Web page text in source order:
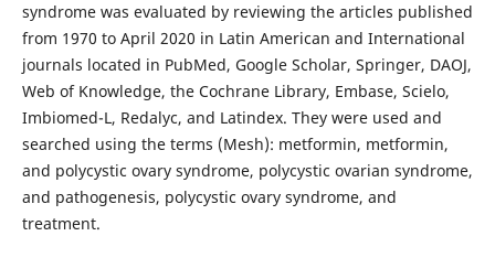
syndrome was evaluated by reviewing the articles published
from 1970 to April 2020 in Latin American and International
journals located in PubMed, Google Scholar, Springer, DAOJ,
Web of Knowledge, the Cochrane Library, Embase, Scielo,
Imbiomed-L, Redalyc, and Latindex. They were used and
searched using the terms (Mesh): metformin, metformin,
and polycystic ovary syndrome, polycystic ovarian syndrome,
and pathogenesis, polycystic ovary syndrome, and
treatment.